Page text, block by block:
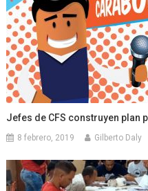
Jefes de CFS construyen plan
8 febrero, 2019 Gilberto Daly